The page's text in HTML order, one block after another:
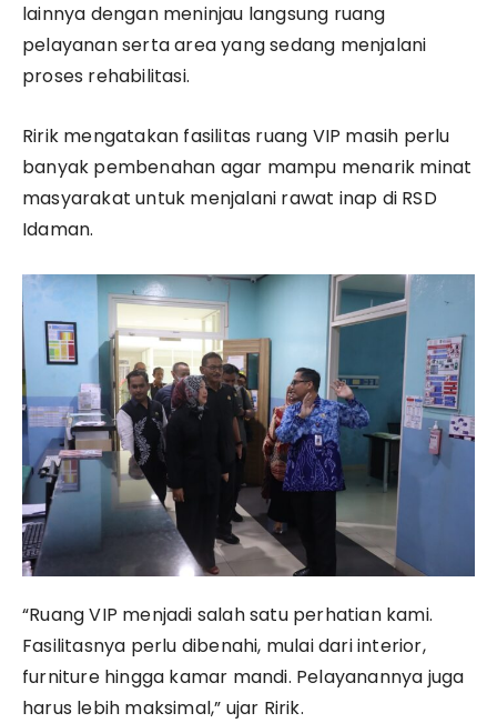
lainnya dengan meninjau langsung ruang
pelayanan serta area yang sedang menjalani
proses rehabilitasi.
Ririk mengatakan fasilitas ruang VIP masih perlu
banyak pembenahan agar mampu menarik minat
masyarakat untuk menjalani rawat inap di RSD
Idaman.
“Ruang VIP menjadi salah satu perhatian kami.
Fasilitasnya perlu dibenahi, mulai dari interior,
furniture hingga kamar mandi. Pelayanannya juga
harus lebih maksimal,” ujar Ririk.